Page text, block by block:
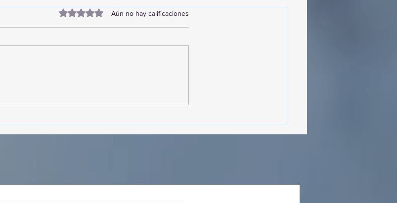
Acapulco!
Obtuvo 0 de 5 estrellas.
Aún no hay calificaciones